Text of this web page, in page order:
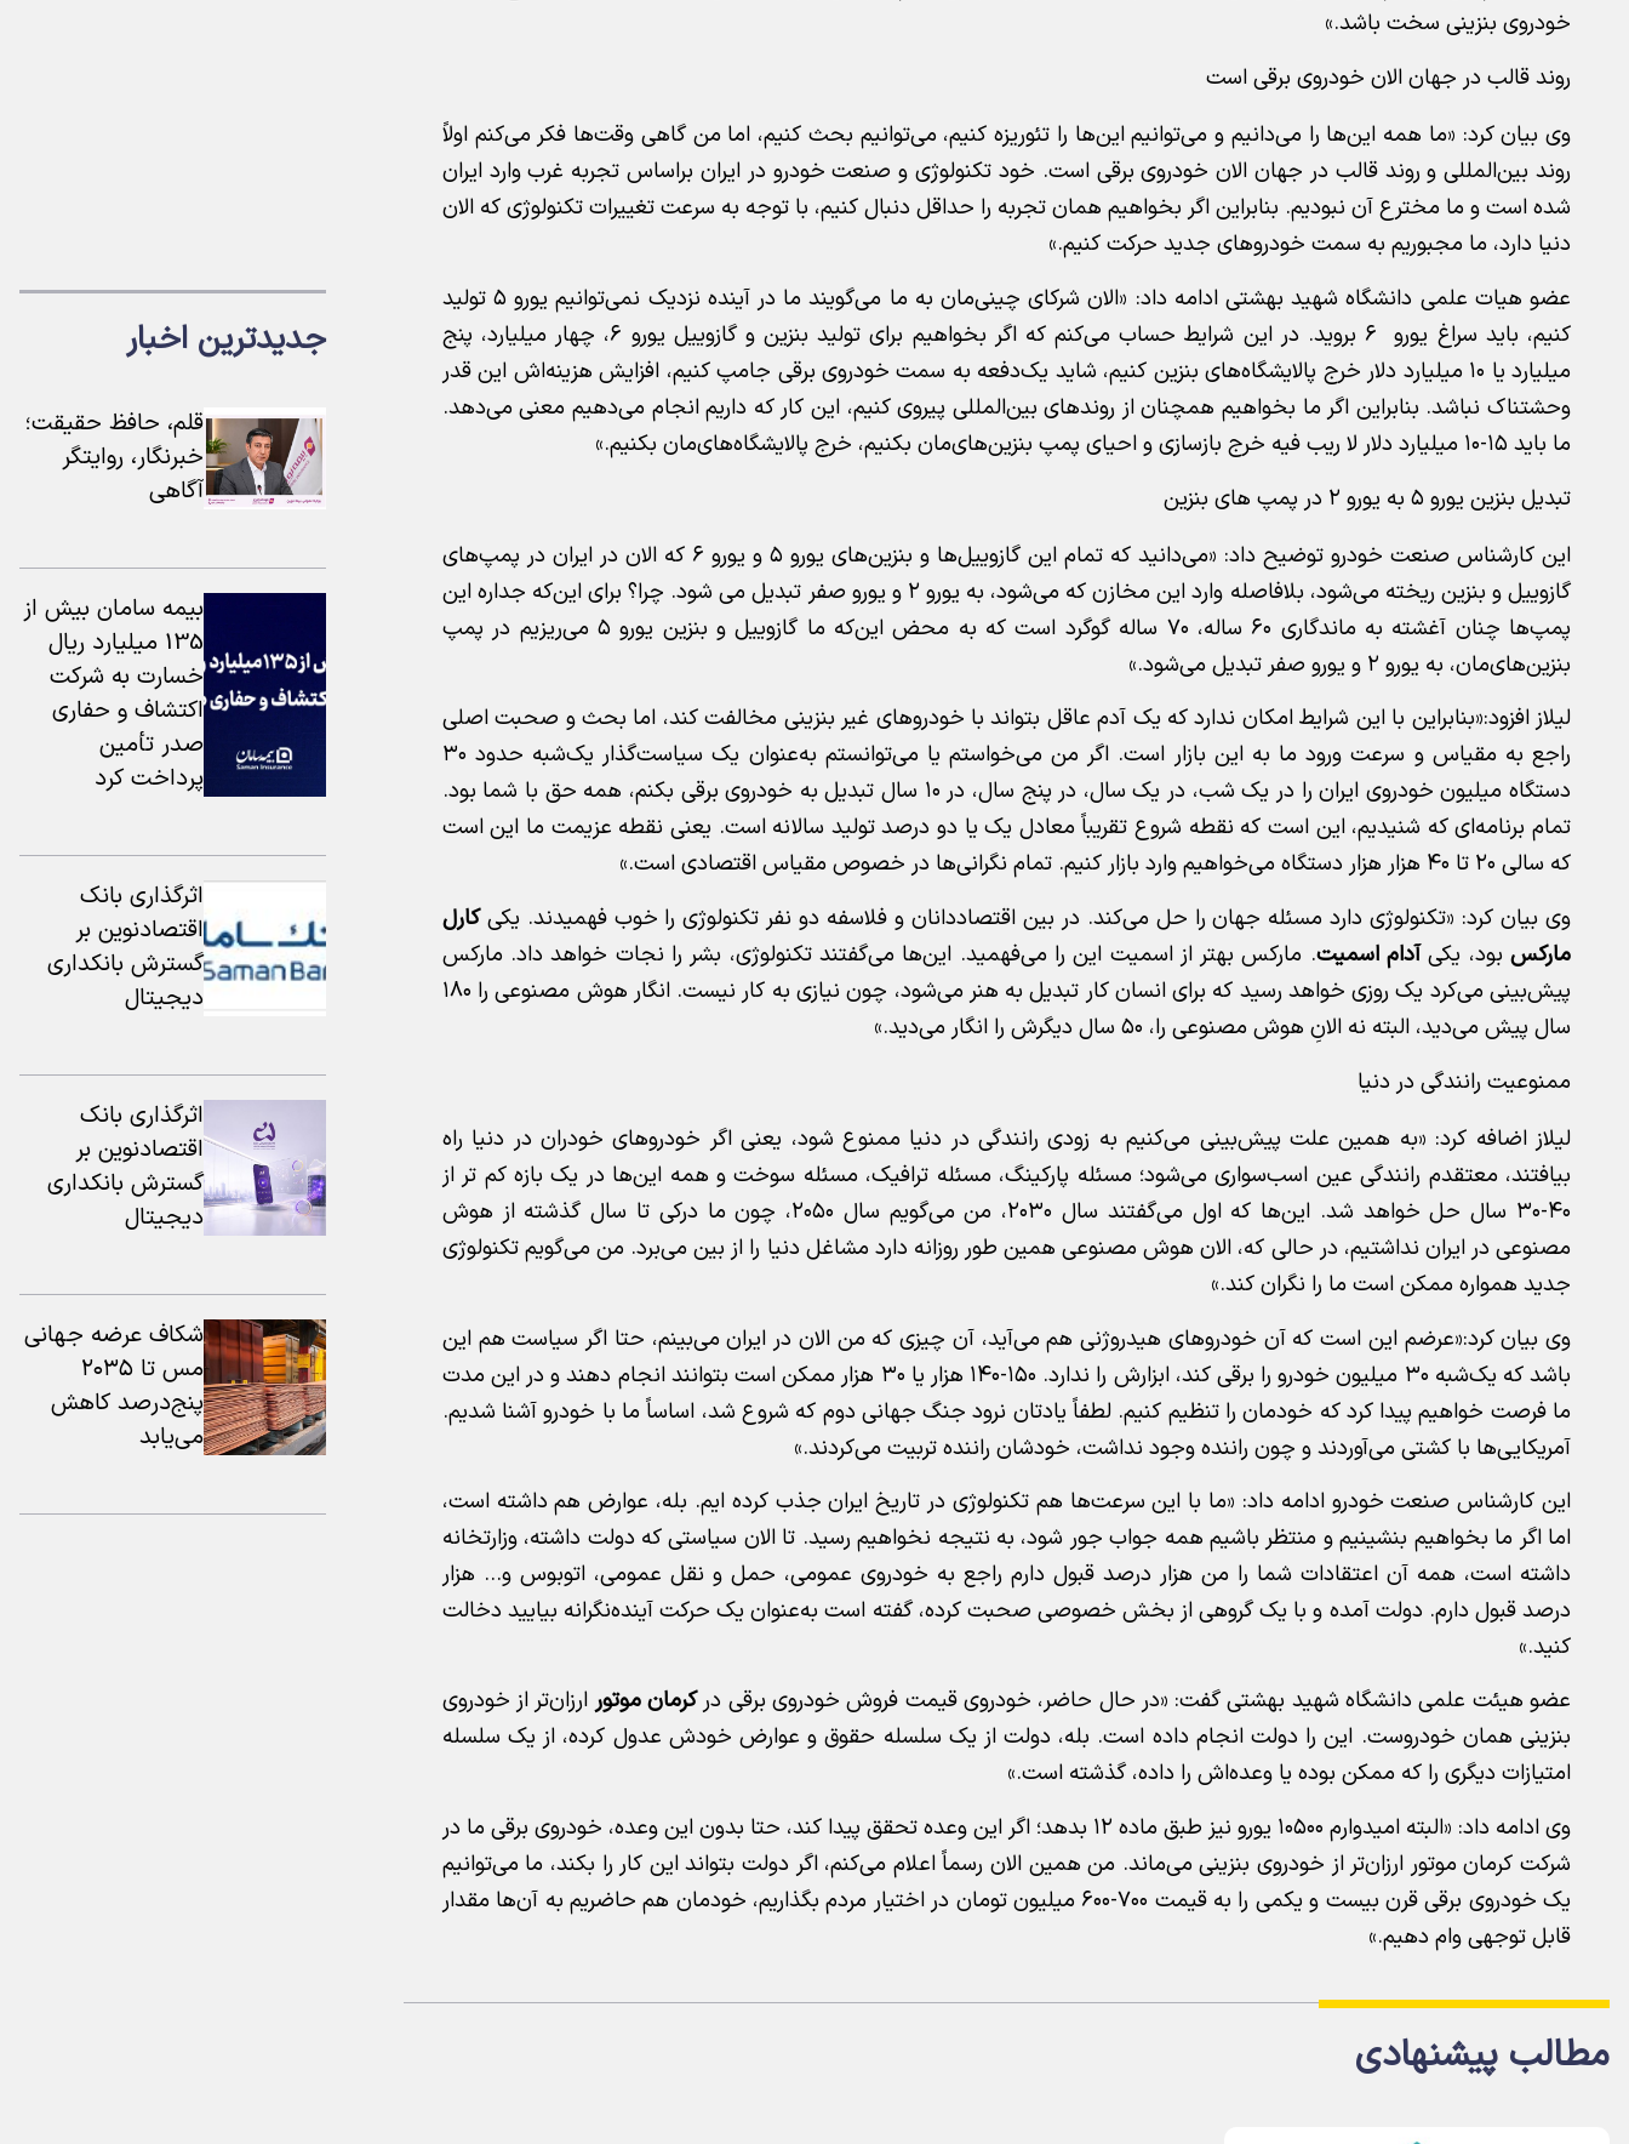
خودروی بنزینی سخت باشد.»
روند قالب در جهان الان خودروی برقی است
وی بیان کرد: «ما همه این‌ها را می‌دانیم و می‌توانیم این‌ها را تئوریزه کنیم، می‌توانیم بحث کنیم، اما من گاهی وقت‌ها فکر می‌کنم اولاً
روند بین‌المللی و روند قالب در جهان الان خودروی برقی است. خود تکنولوژی و صنعت خودرو در ایران براساس تجربه غرب وارد ایران
شده است و ما مخترع آن نبودیم. بنابراین اگر بخواهیم همان تجربه را حداقل دنبال کنیم، با توجه به سرعت تغییرات تکنولوژی که الان
دنیا دارد، ما مجبوریم به سمت خودروهای جدید حرکت کنیم.»
عضو هیات علمی دانشگاه شهید بهشتی ادامه داد: «الان شرکای چینی‌مان به ما می‌گویند ما در آینده نزدیک نمی‌توانیم یورو ۵ تولید
کنیم، باید سراغ یورو ۶ بروید. در این شرایط حساب می‌کنم که اگر بخواهیم برای تولید بنزین و گازوییل یورو ۶، چهار میلیارد، پنج
میلیارد یا ۱۰ میلیارد دلار خرج پالایشگاه‌های بنزین کنیم، شاید یک‌دفعه به سمت خودروی برقی جامپ کنیم، افزایش هزینه‌اش این قدر
وحشتناک نباشد. بنابراین اگر ما بخواهیم همچنان از روندهای بین‌المللی پیروی کنیم، این کار که داریم انجام می‌دهیم معنی می‌دهد.
ما باید ۱۵-۱۰ میلیارد دلار لا ریب فیه خرج بازسازی و احیای پمپ بنزین‌های‌مان بکنیم، خرج پالایشگاه‌های‌مان بکنیم.»
تبدیل بنزین یورو ۵ به یورو ۲ در پمپ های بنزین
این کارشناس صنعت خودرو توضیح داد: «می‌دانید که تمام این گازوییل‌ها و بنزین‌های یورو ۵ و یورو ۶ که الان در ایران در پمپ‌های
گازوییل و بنزین ریخته می‌شود، بلافاصله وارد این مخازن که می‌شود، به یورو ۲ و یورو صفر تبدیل می شود. چرا؟ برای این‌که جداره این
پمپ‌ها چنان آغشته به ماندگاری ۶۰ ساله، ۷۰ ساله گوگرد است که به محض این‌که ما گازوییل و بنزین یورو ۵ می‌ریزیم در پمپ
بنزین‌های‌مان، به یورو ۲ و یورو صفر تبدیل می‌شود.»
لیلاز افزود:«بنابراین با این شرایط امکان ندارد که یک آدم عاقل بتواند با خودروهای غیر بنزینی مخالفت کند، اما بحث و صحبت اصلی
راجع به مقیاس و سرعت ورود ما به این بازار است. اگر من می‌خواستم یا می‌توانستم به‌عنوان یک سیاست‌گذار یک‌شبه حدود ۳۰
دستگاه میلیون خودروی ایران را در یک شب، در یک سال، در پنج سال، در ۱۰ سال تبدیل به خودروی برقی بکنم، همه حق با شما بود.
تمام برنامه‌ای که شنیدیم، این است که نقطه شروع تقریباً معادل یک یا دو درصد تولید سالانه است. یعنی نقطه عزیمت ما این است
که سالی ۲۰ تا ۴۰ هزار هزار دستگاه می‌خواهیم وارد بازار کنیم. تمام نگرانی‌ها در خصوص مقیاس اقتصادی است.»
وی بیان کرد: «تکنولوژی دارد مسئله جهان را حل می‌کند. در بین اقتصاددانان و فلاسفه دو نفر تکنولوژی را خوب فهمیدند. یکیکارل
مارکسبود، یکیآدام اسمیت. مارکس بهتر از اسمیت این را می‌فهمید. این‌ها می‌گفتند تکنولوژی، بشر را نجات خواهد داد. مارکس
پیش‌بینی می‌کرد یک روزی خواهد رسید که برای انسان کار تبدیل به هنر می‌شود، چون نیازی به کار نیست. انگار هوش مصنوعی را ۱۸۰
سال پیش می‌دید، البته نه الانِ هوش مصنوعی را، ۵۰ سال دیگرش را انگار می‌دید.»
ممنوعیت رانندگی در دنیا
لیلاز اضافه کرد: «به همین علت پیش‌بینی می‌کنیم به زودی رانندگی در دنیا ممنوع شود، یعنی اگر خودروهای خودران در دنیا راه
بیافتند، معتقدم رانندگی عین اسب‌سواری می‌شود؛ مسئله پارکینگ، مسئله ترافیک، مسئله سوخت و همه این‌ها در یک بازه کم تر از
۴۰-۳۰ سال حل خواهد شد. این‌ها که اول می‌گفتند سال ۲۰۳۰، من می‌گویم سال ۲۰۵۰، چون ما درکی تا سال گذشته از هوش
مصنوعی در ایران نداشتیم، در حالی که، الان هوش مصنوعی همین طور روزانه دارد مشاغل دنیا را از بین می‌برد. من می‌گویم تکنولوژی
جدید همواره ممکن است ما را نگران کند.»
وی بیان کرد:«عرضم این است که آن خودروهای هیدروژنی هم می‌آید، آن چیزی که من الان در ایران می‌بینم، حتا اگر سیاست هم این
باشد که یک‌شبه ۳۰ میلیون خودرو را برقی کند، ابزارش را ندارد. ۱۵۰-۱۴۰ هزار یا ۳۰ هزار ممکن است بتوانند انجام دهند و در این مدت
ما فرصت خواهیم پیدا کرد که خودمان را تنظیم کنیم. لطفاً یادتان نرود جنگ جهانی دوم که شروع شد، اساساً ما با خودرو آشنا شدیم.
آمریکایی‌ها با کشتی می‌آوردند و چون راننده وجود نداشت، خودشان راننده تربیت می‌کردند.»
این کارشناس صنعت خودرو ادامه داد: «ما با این سرعت‌ها هم تکنولوژی در تاریخ ایران جذب کرده ایم. بله، عوارض هم داشته است،
اما اگر ما بخواهیم بنشینیم و منتظر باشیم همه جواب جور شود، به نتیجه نخواهیم رسید. تا الان سیاستی که دولت داشته، وزارتخانه
داشته است، همه آن اعتقادات شما را من هزار درصد قبول دارم راجع به خودروی عمومی، حمل و نقل عمومی، اتوبوس و… هزار
درصد قبول دارم. دولت آمده و با یک گروهی از بخش خصوصی صحبت کرده، گفته است به‌عنوان یک حرکت آینده‌نگرانه بیایید دخالت
کنید.»
عضو هیئت علمی دانشگاه شهید بهشتی گفت: «در حال حاضر، خودروی قیمت فروش خودروی برقی درکرمان موتور ارزان‌تر از خودروی
بنزینی همان خودروست. این را دولت انجام داده است. بله، دولت از یک سلسله حقوق و عوارض خودش عدول کرده، از یک سلسله
امتیازات دیگری را که ممکن بوده یا وعده‌اش را داده، گذشته است.»
وی ادامه داد: «البته امیدوارم ۱۰۵۰۰ یورو نیز طبق ماده ۱۲ بدهد؛ اگر این وعده تحقق پیدا کند، حتا بدون این وعده، خودروی برقی ما در
شرکت کرمان موتور ارزان‌تر از خودروی بنزینی می‌ماند. من همین الان رسماً اعلام می‌کنم، اگر دولت بتواند این کار را بکند، ما می‌توانیم
یک خودروی برقی قرن بیست و یکمی را به قیمت ۷۰۰-۶۰۰ میلیون تومان در اختیار مردم بگذاریم، خودمان هم حاضریم به آن‌ها مقدار
قابل توجهی وام دهیم.»
مطالب پیشنهادی
جدیدترین اخبار
قلم، حافظ حقیقت؛
خبرنگار، روایتگر
آگاهی
بیمه سامان بیش از
135 میلیارد ریال
خسارت به شرکت
اکتشاف و حفاری
صدر تأمین
پرداخت کرد
اثرگذاری بانک
اقتصادنوین بر
گسترش بانکداری
دیجیتال
اثرگذاری بانک
اقتصادنوین بر
گسترش بانکداری
دیجیتال
شکاف عرضه جهانی
مس تا ۲۰۳۵
پنج‌درصد کاهش
می‌یابد